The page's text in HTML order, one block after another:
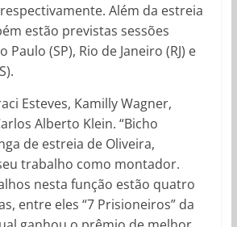
Além da estreia
estão previstas sessões
Paulo (SP), Rio de Janeiro (RJ) e
Esteves, Kamilly Wagner,
Alberto Klein. “Bicho
de estreia de Oliveira,
trabalho como montador.
nesta função estão quatro
entre eles “7 Prisioneiros” da